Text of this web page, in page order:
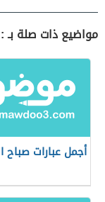
مواضيع ذات صلة بـ
أجمل عبارات صباح